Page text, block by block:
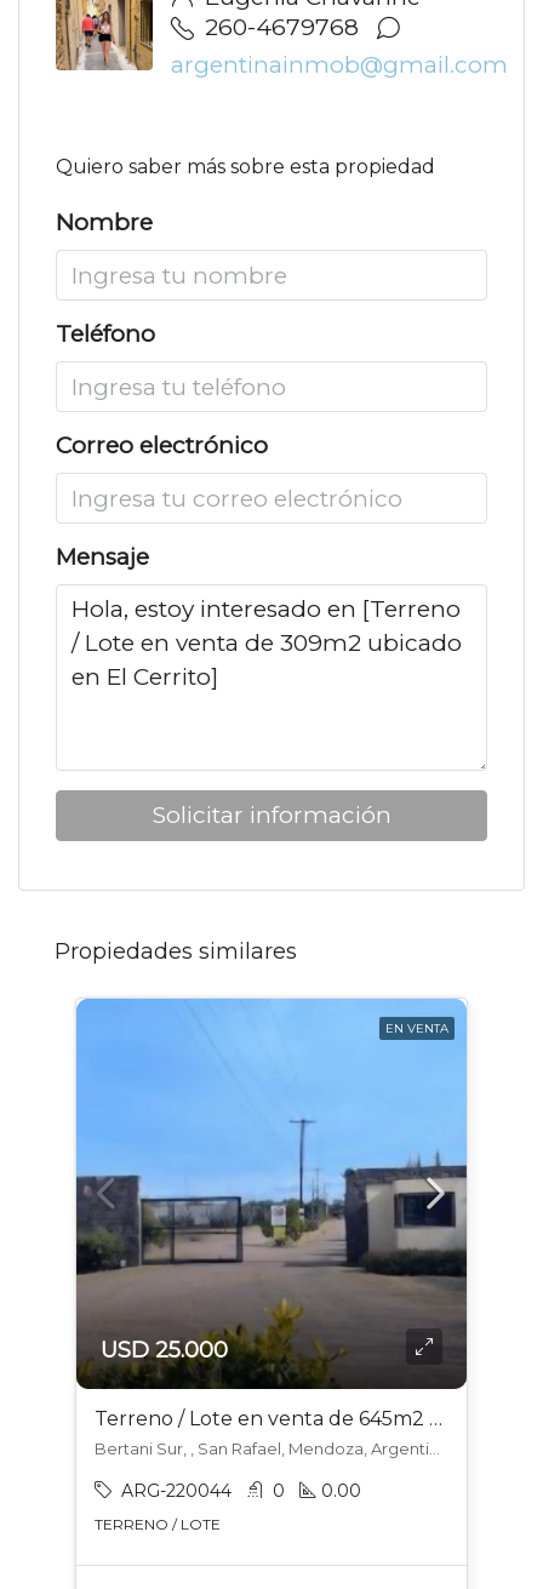
260-4679768
argentinainmob@gmail.com
Quiero saber más sobre esta propiedad
Nombre
Teléfono
Correo electrónico
Mensaje
Solicitar información
Propiedades similares
EN VENTA
USD 25.000
Terreno / Lote en venta de 645m2 ubicado en Las Paredes
ARG-220044 0 0.00
TERRENO / LOTE